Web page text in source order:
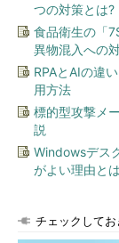
つの対策とは?
食品衛生の「
異物混入への
RPAとAIの違
用方法
標的型攻撃メ
説
Windowsデス
がよい理由と
チェックして